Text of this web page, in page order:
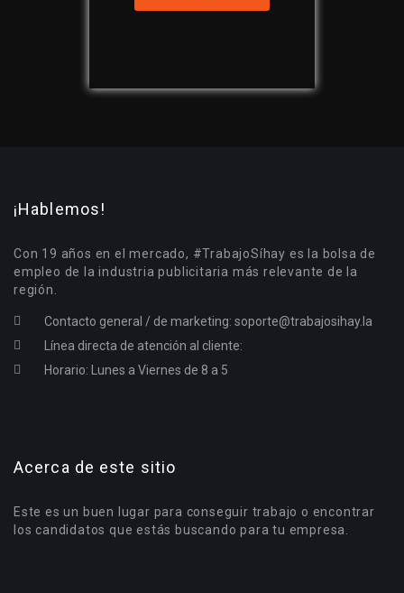
¡Hablemos!
Con 19 años en el mercado, #TrabajoSíhay es la bolsa de
empleo de la industria publicitaria más relevante de la
región.
Contacto general / de marketing: soporte@trabajosihay.la
Línea directa de atención al cliente:
Horario: Lunes a Viernes de 8 a 5
Acerca de este sitio
Este es un buen lugar para conseguir trabajo o encontrar
los candidatos que estás buscando para tu empresa.